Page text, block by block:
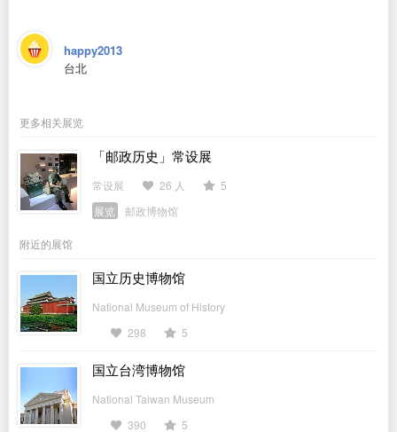
happy2013
台北
更多相关展览
「邮政历史」常设展
常设展 26 人
5
展览
邮政博物馆
附近的展馆
国立历史博物馆
National Museum of History
298
5
国立台湾博物馆
National Taiwan Museum
390
5